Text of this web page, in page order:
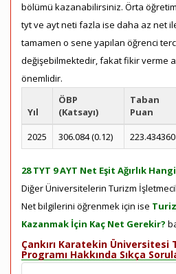
bölümü kazanabilirsiniz. Örta
tyt ve ayt neti fazla ise daha az net
tamamen o sene yapılan öğrenci
değişebilmektedir, fakat fikir verme
önemlidir.
Yıl
ÖBP
(Katsayı)
Taban
Puan
2025
306.084 (0.12) 223.434360
28 TYT 9 AYT Net Eşit Ağırlık
Diğer Üniversitelerin Turizm
Net bilgilerini öğrenmek için ise
Kazanmak İçin Kaç Net Gerekir?
Çankırı Karatekin
Programı Hakkında Sıkça